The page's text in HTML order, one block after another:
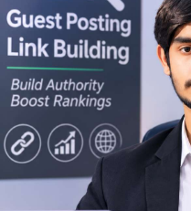
Lời khuyên ngắn gọn cho
động thanh khoản trên các
nên FOMO hoặc hoảng loạn
Hãy đặt lệnh dừng lỗ hợp lý
trước khi vào lệnh mới.
#10btc #650kusd
#btcmempool